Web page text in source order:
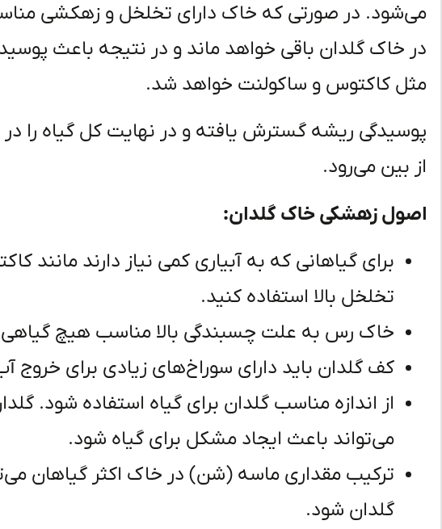
می‌شود. در صورتی که خاک دارای تخلخل و زهکشی
در خاک گلدان باقی خواهد ماند و در نتیجه باعث
مثل کاکتوس و ساکولنت خواهد شد.
پوسیدگی ریشه گسترش یافته و در نهایت کل گیاه را
از بین می‌رود.
اصول زهشکی خاک گلدان:
برای گیاهانی که به آبیاری کمی نیاز دارند مانند
تخلخل بالا استفاده کنید.
خاک رس به علت چسبندگی بالا مناسب هیچ
کف گلدان باید دارای سوراخ‌های زیادی برای
از اندازه مناسب گلدان برای گیاه استفاده شود.
می‌تواند باعث ایجاد مشکل برای گیاه شود.
ترکیب مقداری ماسه (شن) در خاک اکثر گیاهان
گلدان شود.